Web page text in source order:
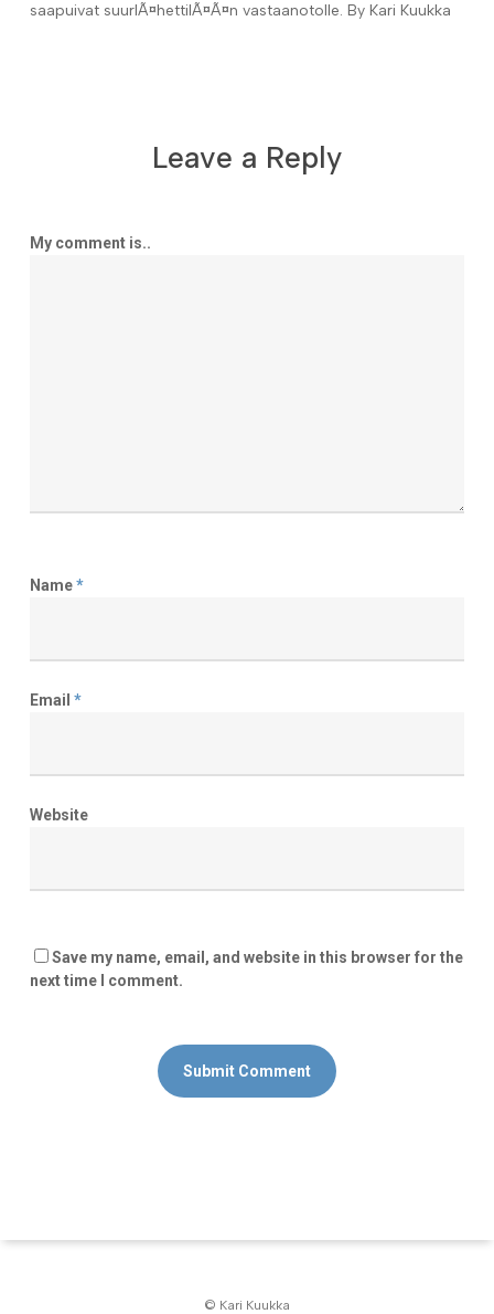
saapuivat suurlÃ¤hettilÃ¤Ã¤n vastaa­no­tolle. By Kari Kuukka
Leave a Reply
My comment is..
Name*
Email *
Website
Save my name, email, and website in this browser for the
next time I comment.
© Kari Kuukka